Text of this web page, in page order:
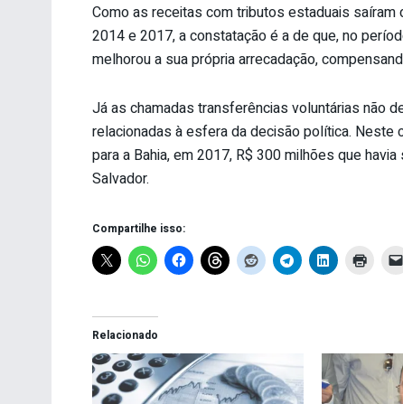
Como as receitas com tributos estaduais
2014 e 2017, a constatação é a de que, no
melhorou a sua própria arrecadação,
Já as chamadas transferências voluntárias não
relacionadas à esfera da decisão política.
para a Bahia, em 2017, R$ 300 milhões que
Salvador.
Compartilhe isso:
Relacionado